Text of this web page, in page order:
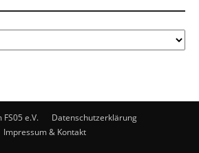
e.V.
Datenschutzerklärung
Impressum & Kontakt